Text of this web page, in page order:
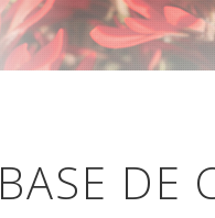
BASE DE